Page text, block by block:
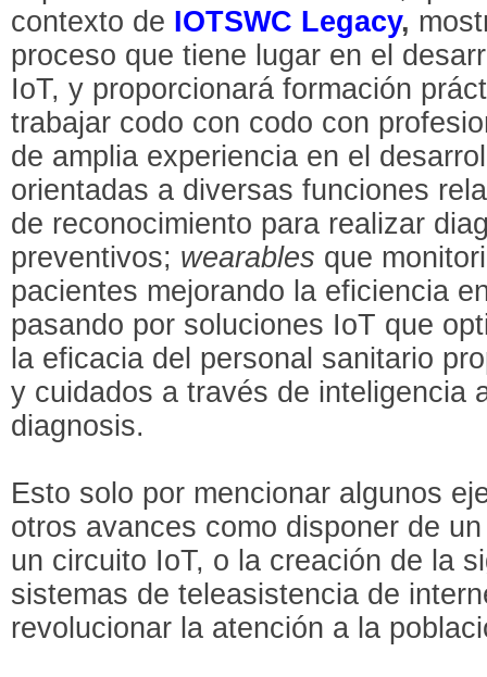
contexto de IOTSWC Legacy,
proceso que tiene lugar en el
IoT, y proporcionará formación
trabajar codo con codo con
de amplia experiencia en el
orientadas a diversas funciones
de reconocimiento para realizar
preventivos; wearables que
pacientes mejorando la eficiencia
pasando por soluciones IoT que
la eficacia del personal sanitario
y cuidados a través de inteligencia
diagnosis.
Esto solo por mencionar algunos
otros avances como disponer de
un circuito IoT, o la creación de la
sistemas de teleasistencia de
revolucionar la atención a la